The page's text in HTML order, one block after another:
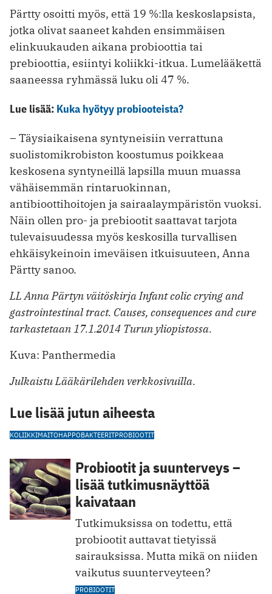
Pärtty osoitti myös, että 19 %:lla keskoslapsista,
jotka olivat saaneet kahden ensimmäisen
elinkuukauden aikana probioottia tai
prebioottia, esiintyi koliikki-itkua. Lumelääkettä
saaneessa ryhmässä luku oli 47 %.
Lue lisää: Kuka hyötyy probiooteista?
– Täysiaikaisena syntyneisiin verrattuna
suolistomikrobiston koostumus poikkeaa
keskosena syntyneillä lapsilla muun muassa
vähäisemmän rintaruokinnan,
antibioottihoitojen ja sairaalaympäristön vuoksi.
Näin ollen pro- ja prebiootit saattavat tarjota
tulevaisuudessa myös keskosilla turvallisen
ehkäisykeinoin imeväisen itkuisuuteen, Anna
Pärtty sanoo.
LL Anna Pärtyn väitöskirja Infant colic crying and
gastrointestinal tract. Causes, consequences and cure
tarkastetaan 17.1.2014 Turun yliopistossa.
Kuva: Panthermedia
Julkaistu Lääkärilehden verkkosivuilla.
Lue lisää jutun aiheesta
KOLIIKKIMAITOHAPPOBAKTEERITPROBIOOTIT
Probiootit ja suunterveys –
lisää tutkimusnäyttöä
kaivataan
Tutkimuksissa on todettu, että
probiootit auttavat tietyissä
sairauksissa. Mutta mikä on niiden
vaikutus suunterveyteen?
PROBIOOTIT